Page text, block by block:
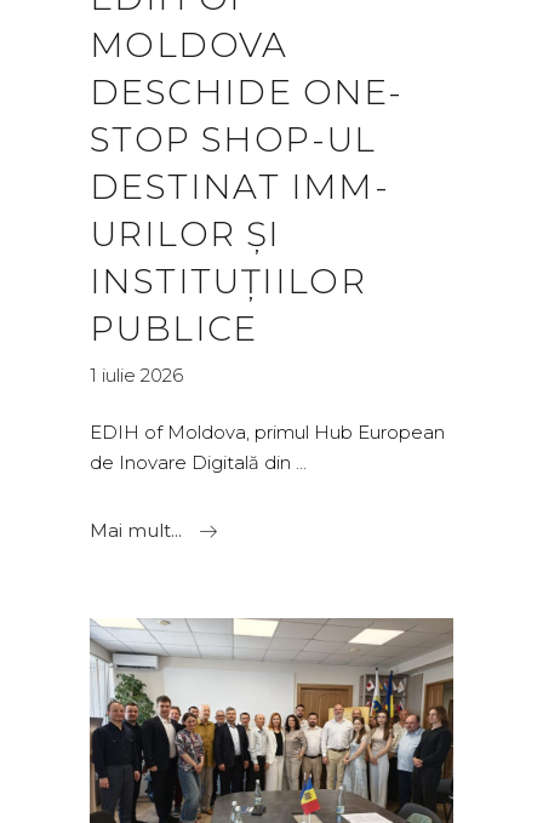
MOLDOVA
DESCHIDE ONE-
STOP SHOP-UL
DESTINAT IMM-
URILOR ȘI
INSTITUȚIILOR
PUBLICE
1 iulie 2026
EDIH of Moldova, primul Hub European
de Inovare Digitală din
Mai mult...